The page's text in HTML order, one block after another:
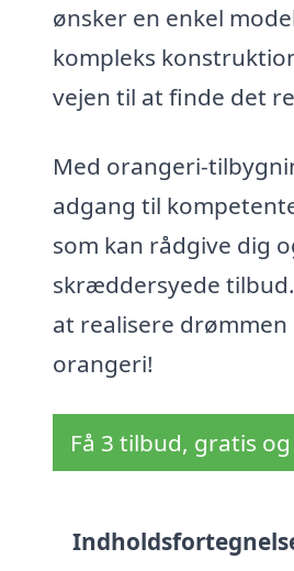
ønsker en enkel
kompleks
vejen til at finde det
Med orangeri-
adgang til
som kan rådgive dig
skræddersyede
at realisere
orangeri!
Få 3 tilbud, gratis